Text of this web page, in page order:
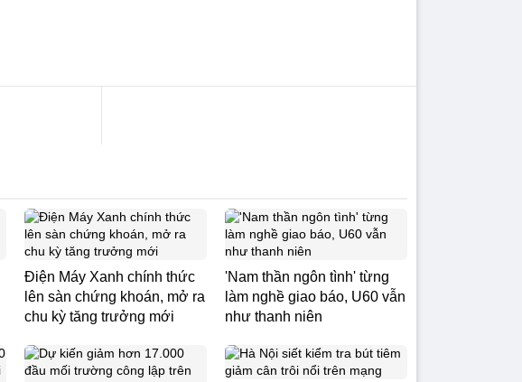
Điện Máy Xanh chính thức
lên sàn chứng khoán, mở ra
chu kỳ tăng trưởng mới
'Nam thần ngôn tình' từng
làm nghề giao báo, U60 vẫn
như thanh niên